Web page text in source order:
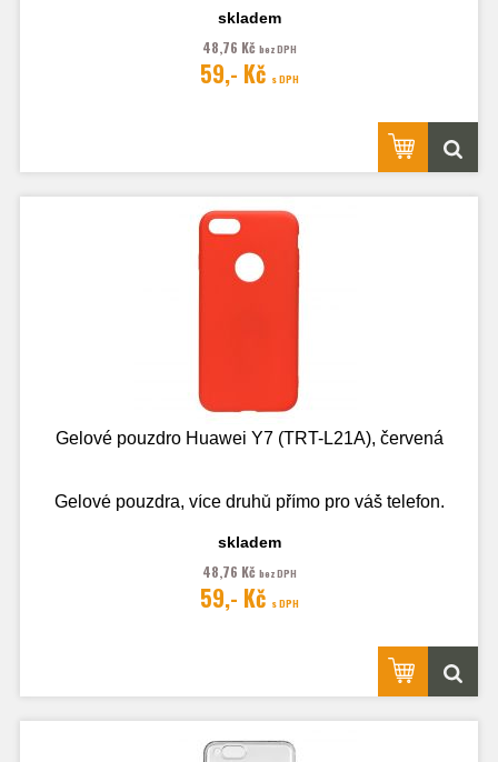
Fotografie je pouze ilustrační.
skladem
48,76 Kč bez DPH
59,- Kč s DPH
Gelové pouzdro Huawei Y7 (TRT-L21A), červená
Gelové pouzdra, více druhů přímo pro váš telefon.
Fotografie je pouze ilustrační.
skladem
48,76 Kč bez DPH
59,- Kč s DPH